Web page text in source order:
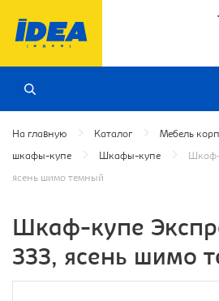
На главную Каталог Мебель
шкафы-купе Шкафы-купе Шкаф-
ясень шимо темный
Шкаф-купе
ЗЗЗ, ясень шимо